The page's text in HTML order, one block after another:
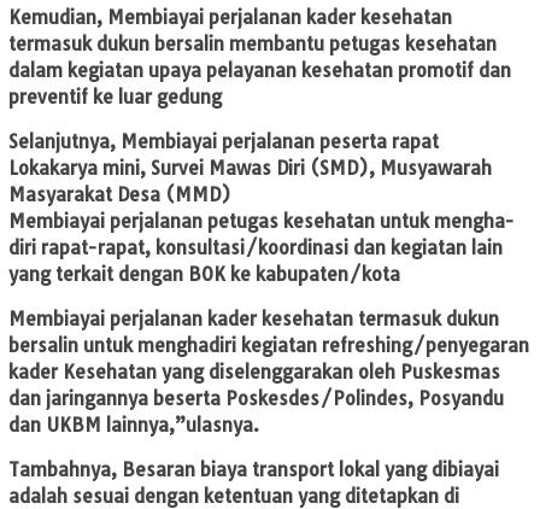
Kemudian, Membiayai perjalanan kader kesehatan
termasuk dukun bersalin membantu petugas kesehatan
dalam kegiatan upaya pelayanan kesehatan promotif dan
preventif ke luar gedung
Selanjutnya, Membiayai perjalanan peserta rapat
Lokakarya mini, Survei Mawas Diri (SMD), Musyawarah
Masyarakat Desa (MMD)
Membiayai perjalanan petugas kesehatan untuk mengha-
diri rapat-rapat, konsultasi/koordinasi dan kegiatan lain
yang terkait dengan BOK ke kabupaten/kota
Membiayai perjalanan kader kesehatan termasuk dukun
bersalin untuk menghadiri kegiatan refreshing/penyegaran
kader Kesehatan yang diselenggarakan oleh Puskesmas
dan jaringannya beserta Poskesdes/Polindes, Posyandu
dan UKBM lainnya,”ulasnya.
Tambahnya, Besaran biaya transport lokal yang dibiayai
adalah sesuai dengan ketentuan yang ditetapkan di